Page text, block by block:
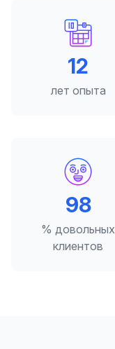
12
лет опыта
98
% довольных
клиентов